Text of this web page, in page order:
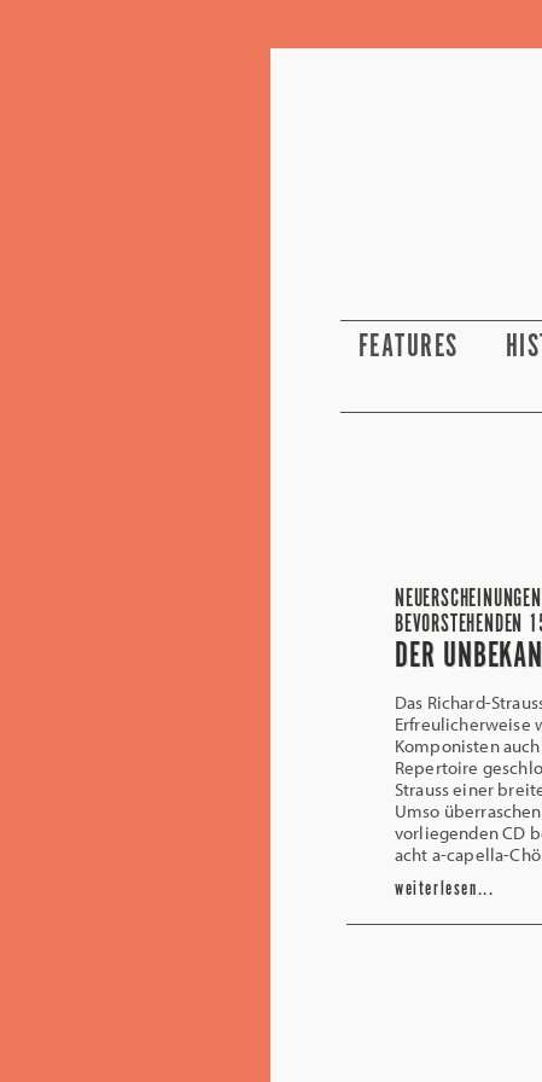
FEATURES
BEVORSTEHENDEN
DER
Das Richard-
Erfreulicherweise
Komponisten
Repertoire
Strauss einer
Umso
vorliegenden CD
acht a-capella-
weiterlesen...